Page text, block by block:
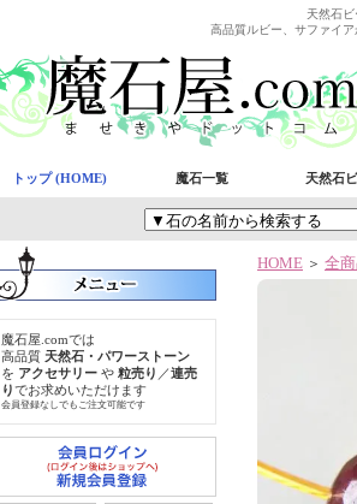
天然石
高品質ルビー、サファイ
トップ (HOME) 魔石一覧 天然石
魔石屋.comでは
高品質 天然石・パワーストーン
を アクセサリー や 粒売り ／連売
りでお求めいただけます
会員登録なしでもご注文可能です
HOME ＞ 全